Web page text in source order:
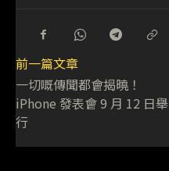
前一篇文章
一切嘅傳聞都會揭曉！
iPhone 發表會 9 月 12 日舉
行